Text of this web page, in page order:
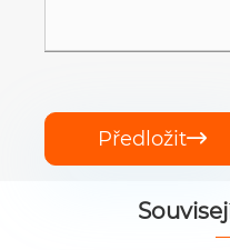
Předložit